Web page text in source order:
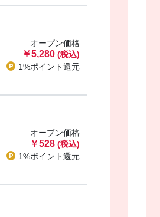
オープン価格
￥5,280 (税込)
1%ポイント還元
オープン価格
￥528 (税込)
1%ポイント還元